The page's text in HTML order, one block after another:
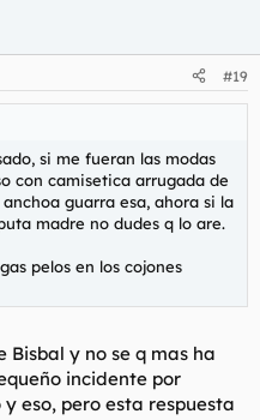
#19
si me fueran las modas
con camisetica arrugada de
guarra esa, ahora si la
madre no dudes q lo are.
pelos en los cojones
Bisbal y no se q mas ha
incidente por
eso, pero esta respuesta